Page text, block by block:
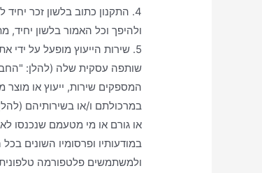
4. התקנון כתוב בלשון זכר
ולהיפך וכל האמור בלשון יחיד,
שותפה עסקית שלה (להלן:
המספקים שירות, ייעוץ או מוצר
במרכולתם ו/או בשירותיהם
או גורם או מי מטעמם שנכנסו
במודעותיו ופרסומיו השונים
ולמשתמשים פלטפורמה טלפונית